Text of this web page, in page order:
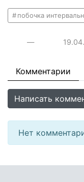
побочка
—
Комментарии
Написать
Нет